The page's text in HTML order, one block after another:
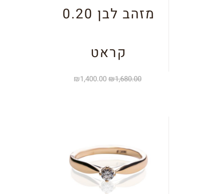
מזהב לבן 0.20
קראט
₪1,680.00
₪1,400.00